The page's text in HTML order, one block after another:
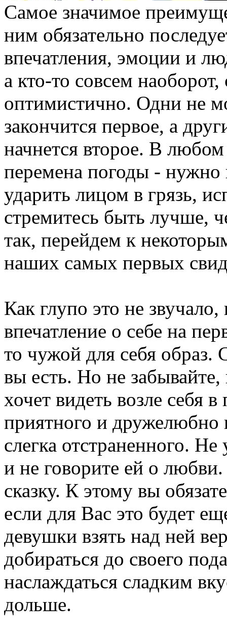
Самое значимое
ним обязательно
впечатления, эмоции и
а кто-то совсем
оптимистично. Одни не
закончится первое, а
начнется второе. В любом
перемена погоды - нужно
ударить лицом в грязь,
стремитесь быть лучше,
так, перейдем к
наших самых первых
Как глупо это не
впечатление о себе на
то чужой для себя образ.
вы есть. Но не
хочет видеть возле себя
приятного и дружелюбно
слегка отстраненного.
и не говорите ей о
сказку. К этому вы
если для Вас это будет
девушки взять над ней
добираться до своего
наслаждаться сладким
дольше.